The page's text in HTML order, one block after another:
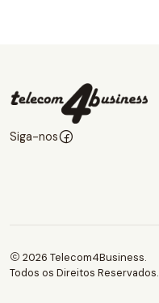
Siga-nos
2026 Telecom4Business.
Todos os Direitos Reservados.